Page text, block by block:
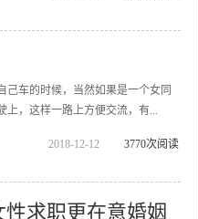
己车的时候，当然如果是一个女同
上，这样一路上方便交流，有...
2018-12-12 3770次阅读
求职更在意婚姻